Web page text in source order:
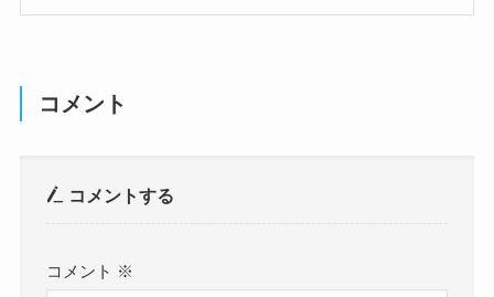
コメント
コメントする
コメント ※